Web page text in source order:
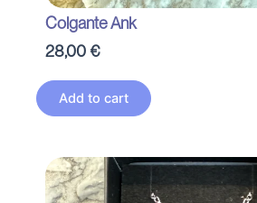
Colgante Ank
28,00 €
Add to cart